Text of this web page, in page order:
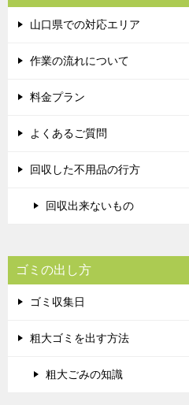
山口県での対応エリア
作業の流れについて
料金プラン
よくあるご質問
回収した不用品の行方
回収出来ないもの
ゴミの出し方
ゴミ収集日
粗大ゴミを出す方法
粗大ごみの知識